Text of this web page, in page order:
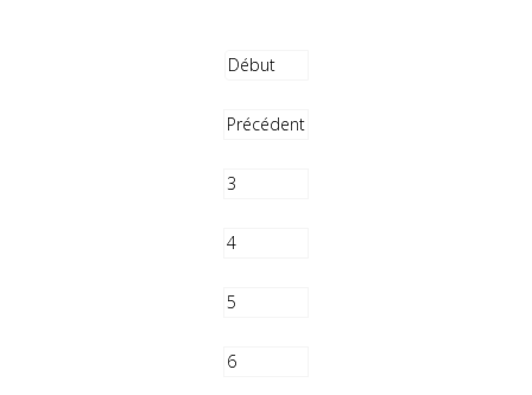
Début
Précédent
3
4
5
6